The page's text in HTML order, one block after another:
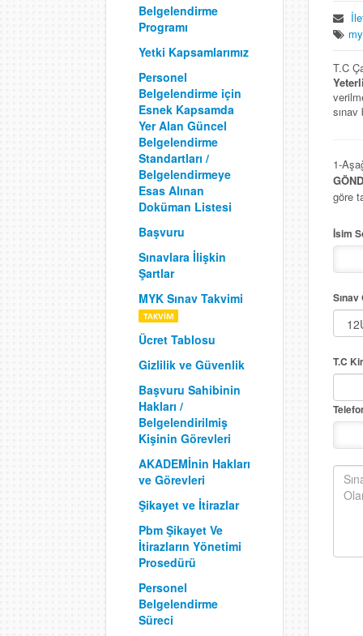
Belgelendirme
Programı
Yetki Kapsamlarımız
Personel
Belgelendirme için
Esnek Kapsamda
Yer Alan Güncel
Belgelendirme
Standartları /
Belgelendirmeye
Esas Alınan
Doküman Listesi
Başvuru
Sınavlara İlişkin
Şartlar
MYK Sınav Takvimi
Ücret Tablosu
Gizlilik ve Güvenlik
Başvuru Sahibinin
Hakları /
Belgelendirilmiş
Kişinin Görevleri
AKADEMİnin Hakları
ve Görevleri
Şikayet ve İtirazlar
Pbm Şikayet Ve
İtirazların Yönetimi
Prosedürü
Personel
Belgelendirme
Süreci
T.C
sınav
1-
göre
İsim
T.C